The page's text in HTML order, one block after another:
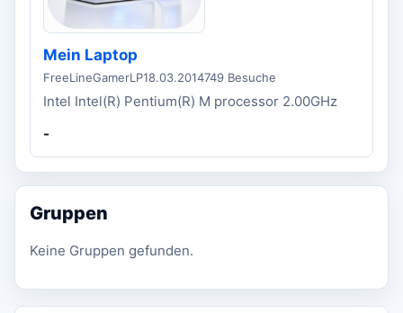
Mein Laptop
FreeLineGamerLP18.03.2014749 Besuche
Intel Intel(R) Pentium(R) M processor 2.00GHz
-
Gruppen
Keine Gruppen gefunden.